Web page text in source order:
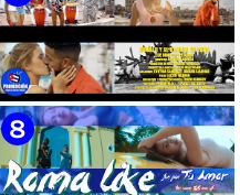
🔴 Osmani García & Varios
Artistas | ¨Chupi Chupi¨ |
Director: Joel Guilian | Videoclip
| Música Urbana Cubana |
Artistas Cubanos | Canción |
CUBA